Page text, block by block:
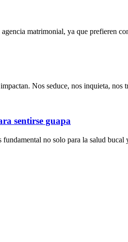
matrimonial, ya que prefieren
Nos seduce, nos inquieta, nos
sentirse guapa
fundamental no solo para la salud